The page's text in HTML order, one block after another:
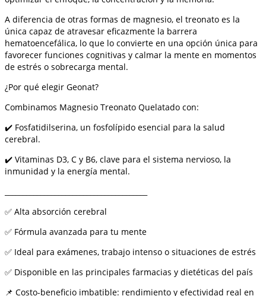
A diferencia de otras formas de magnesio, el treonato es la
única capaz de atravesar eficazmente la barrera
hematoencefálica, lo que lo convierte en una opción única para
favorecer funciones cognitivas y calmar la mente en momentos
de estrés o sobrecarga mental.
¿Por qué elegir Geonat?
Combinamos Magnesio Treonato Quelatado con:
✔️ Fosfatidilserina, un fosfolípido esencial para la salud
cerebral.
✔️ Vitaminas D3, C y B6, clave para el sistema nervioso, la
inmunidad y la energía mental.
✅ Alta absorción cerebral
✅ Fórmula avanzada para tu mente
✅ Ideal para exámenes, trabajo intenso o situaciones de estrés
✅ Disponible en las principales farmacias y dietéticas del país
📌 Costo-beneficio imbatible: rendimiento y efectividad real en